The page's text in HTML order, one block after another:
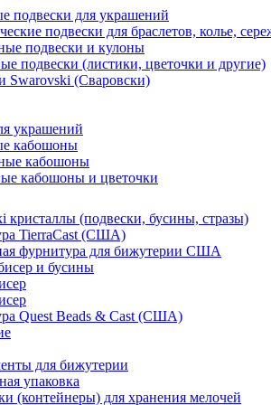
подвески для украшений
подвески для браслетов, колье,
подвески и кулоны
подвески (листики, цветочки и другие)
Swarovski (Сваровски)
украшений
кабошоны
кабошоны
кабошоны и цветочки
кристаллы (подвески, бусины, стразы)
TierraCast (США)
фурнитура для бижутерии США
и бусины
Quest Beads & Cast (США)
для бижутерии
упаковка
(контейнеры) для хранения мелочей